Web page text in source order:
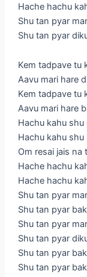
Hache hachu
Shu tan pyar
Shu tan pyar
Kem tadpave tu
Aavu mari hare
Kem tadpave tu
Aavu mari hare
Hachu kahu
Hachu kahu
Om resai jais na
Hache hachu
Hache hachu
Shu tan pyar
Shu tan pyar
Shu tan pyar
Shu tan pyar
Shu tan pyar
Shu tan pyar